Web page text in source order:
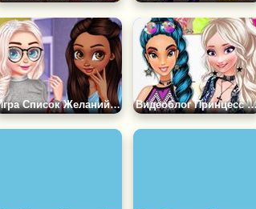
Игра Список Желаний Принцесс Диснея Видеоблог Принцесс